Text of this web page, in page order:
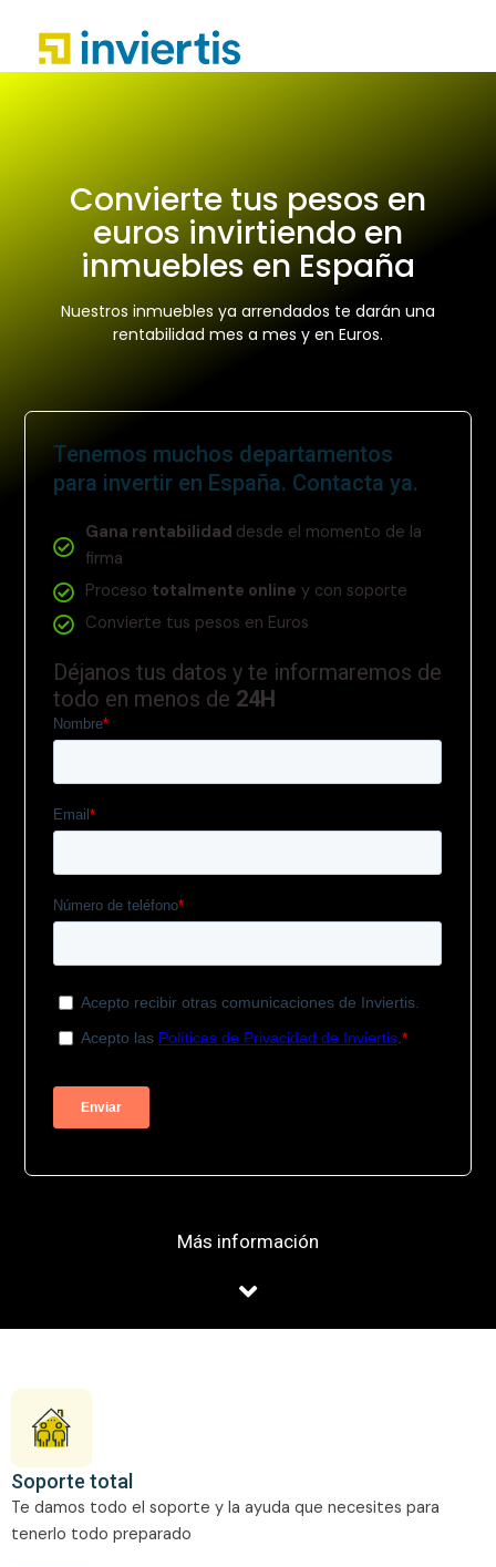
Convierte tus pesos en
euros invirtiendo en
inmuebles en España
Nuestros inmuebles ya arrendados te darán una
rentabilidad mes a mes y en Euros.
Tenemos muchos departamentos
para invertir en España. Contacta ya.
Gana rentabilidad desde el momento de la
firma
Proceso totalmente online y con soporte
Convierte tus pesos en Euros
Déjanos tus datos y te informaremos de
todo en menos de 24H
Más información
Soporte total
Te damos todo el soporte y la ayuda que necesites para
tenerlo todo preparado